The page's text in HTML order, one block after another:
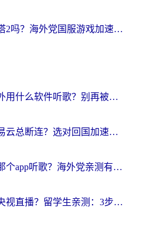
外国人打刀塔2吗？海外党国服游戏加速避坑全攻略
中国人在国外用什么软件听歌？别再被地域限制卡脖子，这篇教你轻松解锁国内音乐库
在海外听网易云总断连？选对回国加速器，告别地区限制和卡顿
国外可以用那个app听歌？海外党亲测有效的回国加速方案，轻松听国内音乐听书
海外怎么看央视直播？留学生亲测：3步解决版权限制+追剧自由